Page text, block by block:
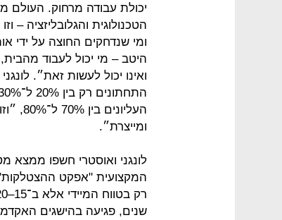
הטכנולוגית והגלובליזציה –
ומי שנדחקים החוצה על ידי
היטב – מי יכול לעבוד
ואינו יכול לעשות זאת״.
ומייצרת״.
לונגני ואוסטרי חשפו ממצא
שנים, פגיעה בהישגים